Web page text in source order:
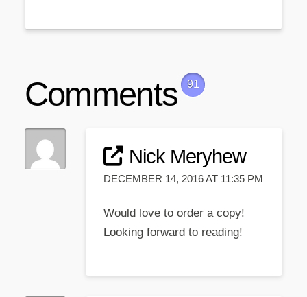
Comments 91
Nick Meryhew
DECEMBER 14, 2016 AT 11:35 PM
Would love to order a copy!
Looking forward to reading!